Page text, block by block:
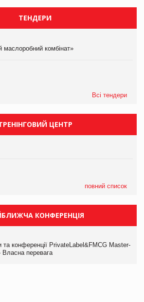
ТЕНДЕРИ
маслоробний комбінат»
Всі тендери
ЦЕНТР
повний список
КОНФЕРЕНЦІЯ
та конференції PrivateLabel&FMCG Master-
перевага